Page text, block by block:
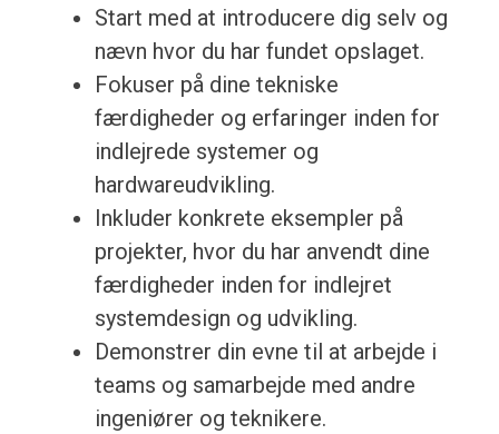
Start med at introducere dig selv og
nævn hvor du har fundet opslaget.
Fokuser på dine tekniske
færdigheder og erfaringer inden for
indlejrede systemer og
hardwareudvikling.
Inkluder konkrete eksempler på
projekter, hvor du har anvendt dine
færdigheder inden for indlejret
systemdesign og udvikling.
Demonstrer din evne til at arbejde i
teams og samarbejde med andre
ingeniører og teknikere.